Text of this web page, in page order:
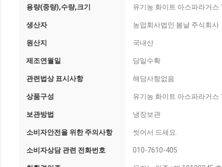
용량(중량),수량,크기 유기농 화이트 아스파라거스
생산자 농업회사법인 봄날 주식회사
원산지 국내산
제조연월일 당일수확
관련법상 표시사항 해당사항없음
상품구성 유기농 화이트 아스파라거스
보관방법 냉장보관
소비자안전을 위한 주의사항 씻어서 드세요.
소비자상담 관련 전화번호 010-7610-405